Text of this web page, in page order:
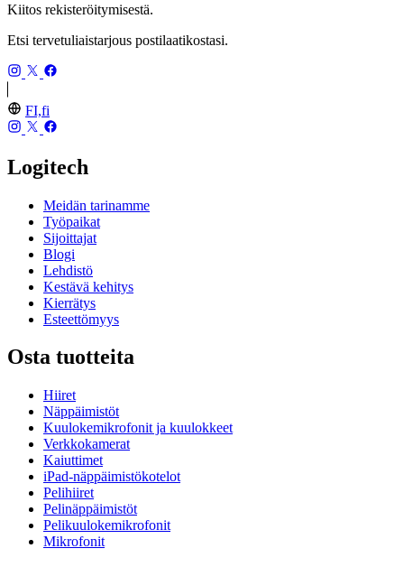
Kiitos rekisteröitymisestä.
Etsi tervetuliaistarjous postilaatikostasi.
FI,fi
Logitech
Meidän tarinamme
Työpaikat
Sijoittajat
Blogi
Lehdistö
Kestävä kehitys
Kierrätys
Esteettömyys
Osta tuotteita
Hiiret
Näppäimistöt
Kuulokemikrofonit ja kuulokkeet
Verkkokamerat
Kaiuttimet
iPad-näppäimistökotelot
Pelihiiret
Pelinäppäimistöt
Pelikuulokemikrofonit
Mikrofonit